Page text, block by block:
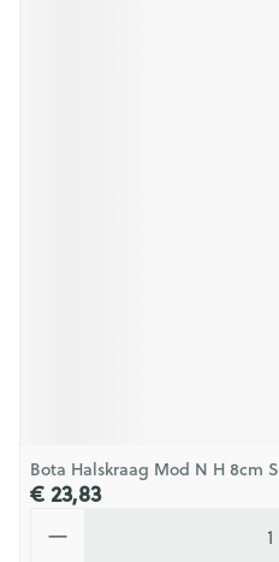
Bota Halskraag Mod N H 8cm S
€ 23,83